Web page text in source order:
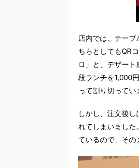
店内では、テー
ちらとしてもQR
ロ」と、デザー
段ランチを1,000
って割り切ってい
しかし、注文後
れてしまいまし
ているので、その